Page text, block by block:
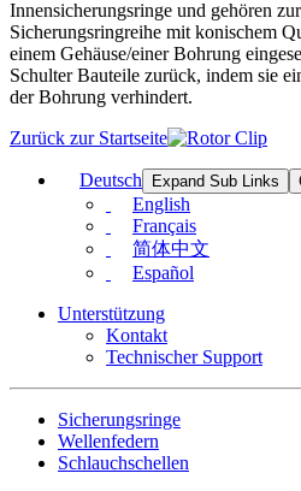
Innensicherungsringe und gehören
Sicherungsringreihe mit konischem
einem Gehäuse/einer Bohrung
Schulter Bauteile zurück, indem sie
der Bohrung verhindert.
Zurück zur Startseite
Deutsch Expand Sub Links
English
Français
简体中文
Español
Unterstützung
Kontakt
Technischer Support
Sicherungsringe
Wellenfedern
Schlauchschellen